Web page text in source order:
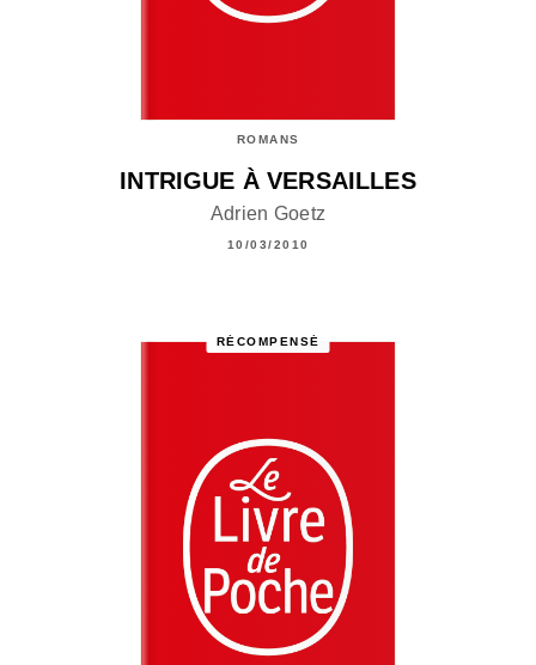
ROMANS
INTRIGUE À VERSAILLES
Adrien Goetz
10/03/2010
RÉCOMPENSÉ